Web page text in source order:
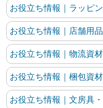
お役立ち情報｜ラッピ
お役立ち情報｜店舗用品
お役立ち情報｜物流資
お役立ち情報｜梱包資材
お役立ち情報｜文房具